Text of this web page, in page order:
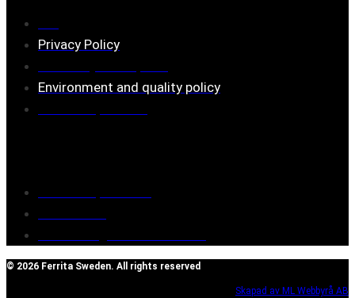
Privacy Policy
Environment and quality policy
© 2026 Ferrita Sweden. All rights reserved
Skapad av ML Webbyrå AB